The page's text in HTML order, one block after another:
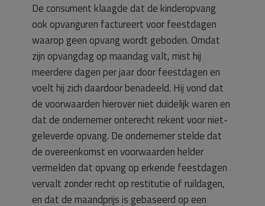
De consument klaagde dat de kinderopvang
ook opvanguren factureert voor feestdagen
waarop geen opvang wordt geboden. Omdat
zijn opvangdag op maandag valt, mist hij
meerdere dagen per jaar door feestdagen en
voelt hij zich daardoor benadeeld. Hij vond dat
de voorwaarden hierover niet duidelijk waren en
dat de ondernemer onterecht rekent voor niet-
geleverde opvang. De ondernemer stelde dat
de overeenkomst en voorwaarden helder
vermelden dat opvang op erkende feestdagen
vervalt zonder recht op restitutie of ruildagen,
en dat de maandprijs is gebaseerd op een